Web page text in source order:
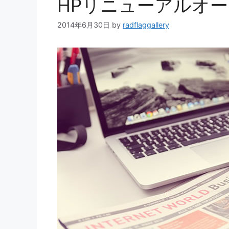
HPリニューアルオ
2014年6月30日 by radflaggallery